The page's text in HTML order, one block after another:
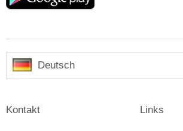
Deutsch
Kontakt Links